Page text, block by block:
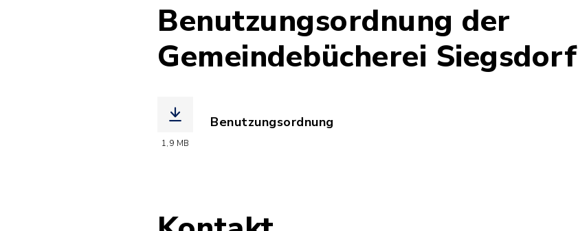
Benutzungsordnung der
Gemeindebücherei Siegsdorf
1,9 MB
Benutzungsordnung